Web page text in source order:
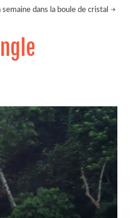
semaine dans la boule de cristal